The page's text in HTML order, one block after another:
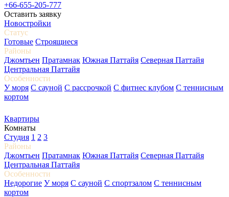
+66-655-205-777
Оставить заявку
Новостройки
Статус
Готовые Строящиеся
Районы
Джомтьен Пратамнак Южная Паттайя Северная Паттайя
Центральная Паттайя
Особенности
У моря С сауной С рассрочкой С фитнес клубом С теннисным
кортом
Квартиры
Комнаты
Студия 1 2 3
Районы
Джомтьен Пратамнак Южная Паттайя Северная Паттайя
Центральная Паттайя
Особенности
Недорогие У моря С сауной С спортзалом С теннисным
кортом